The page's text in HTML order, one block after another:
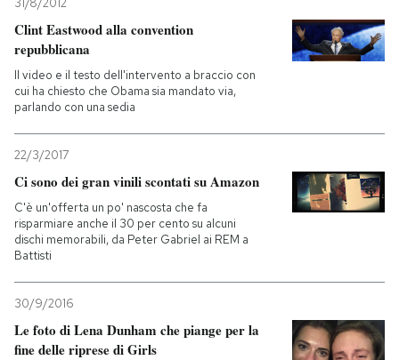
Clint Eastwood alla convention
repubblicana
Il video e il testo dell'intervento a braccio con
cui ha chiesto che Obama sia mandato via,
parlando con una sedia
22/3/2017
Ci sono dei gran vinili scontati su Amazon
C'è un'offerta un po' nascosta che fa
risparmiare anche il 30 per cento su alcuni
dischi memorabili, da Peter Gabriel ai REM a
Battisti
30/9/2016
Le foto di Lena Dunham che piange per la
fine delle riprese di Girls